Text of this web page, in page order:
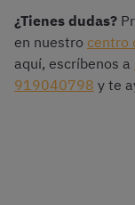
¿Tienes dudas?
en nuestro centro
aquí, escríbenos a
919040798 y te